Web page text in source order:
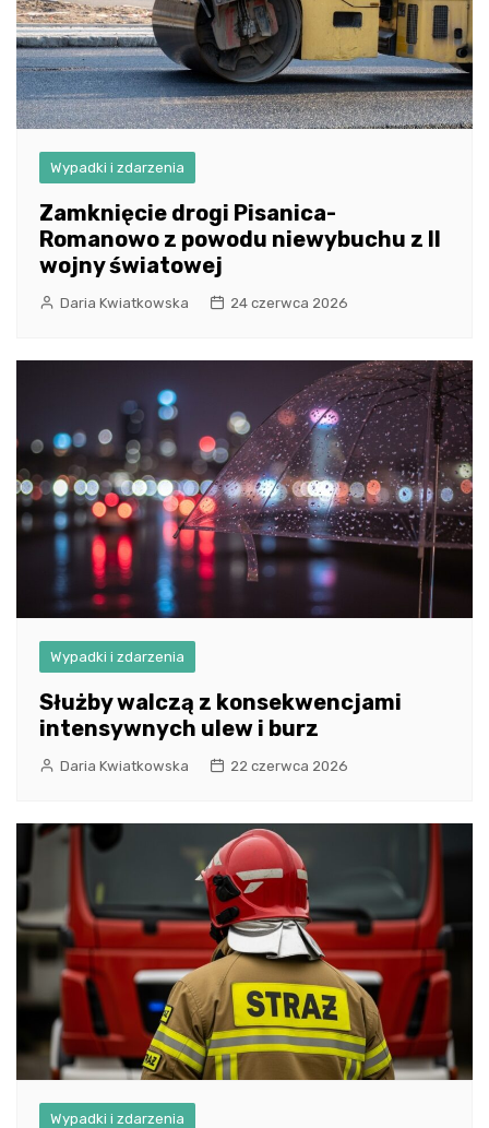
Wypadki i zdarzenia
Zamknięcie drogi Pisanica-
Romanowo z powodu niewybuchu z II
wojny światowej
Daria Kwiatkowska 24 czerwca 2026
Wypadki i zdarzenia
Służby walczą z konsekwencjami
intensywnych ulew i burz
Daria Kwiatkowska 22 czerwca 2026
Wypadki i zdarzenia